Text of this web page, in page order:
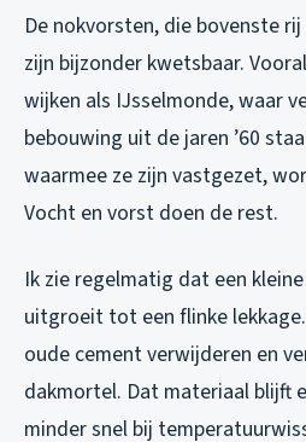
De nokvorsten, die bovenste
zijn bijzonder kwetsbaar.
wijken als IJsselmonde, waar
bebouwing uit de jaren ’60
waarmee ze zijn vastgezet,
Vocht en vorst doen de rest.
Ik zie regelmatig dat een
uitgroeit tot een flinke
oude cement verwijderen en
dakmortel. Dat materiaal blijft
minder snel bij